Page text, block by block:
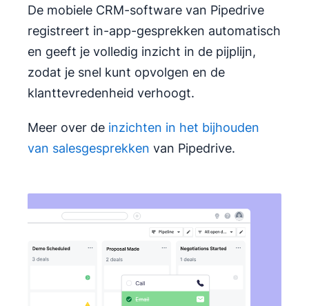
De mobiele CRM-software van Pipedrive
registreert in-app-gesprekken automatisch
en geeft je volledig inzicht in de pijplijn,
zodat je snel kunt opvolgen en de
klanttevredenheid verhoogt.
Meer over de inzichten in het bijhouden
van salesgesprekken van Pipedrive.